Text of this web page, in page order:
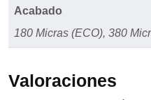
Acabado
180 Micras (ECO), 380
Valoraciones